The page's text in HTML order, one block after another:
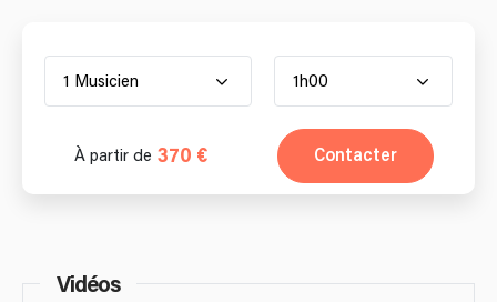
1 Musicien 1h00
À partir de 370 € Contacter
Vidéos